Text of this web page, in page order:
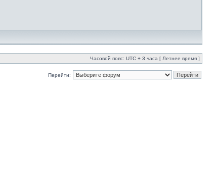
Часовой пояс: UTC + 3 часа [ Летнее время ]
Перейти: